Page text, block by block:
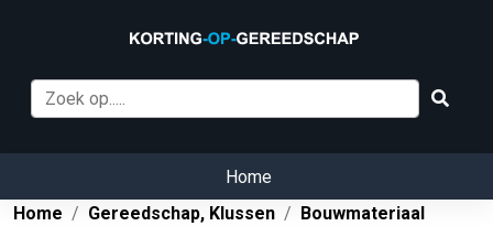
Home
Home
Gereedschap, Klussen
Bouwmateriaal